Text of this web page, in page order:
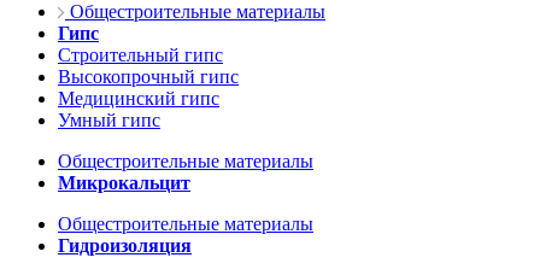
Общестроительные материалы
Гипс
Строительный гипс
Высокопрочный гипс
Медицинский гипс
Умный гипс
Общестроительные материалы
Микрокальцит
Общестроительные материалы
Гидроизоляция